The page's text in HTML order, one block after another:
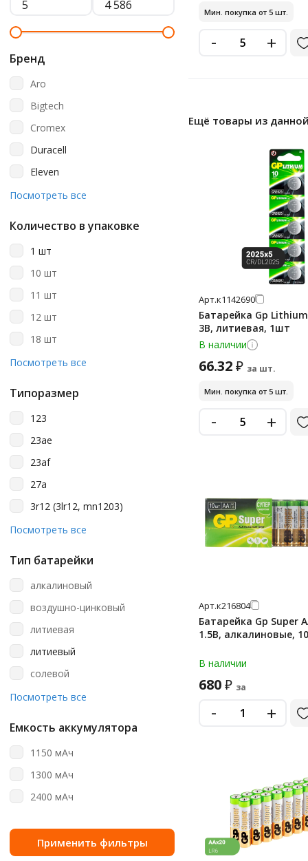
Бренд
Aro
Bigtech
Cromex
Duracell
Eleven
Energizer
Sonnen
Varta
Посмотреть все
Количество в упаковке
1 шт
10 шт
11 шт
12 шт
18 шт
2 шт
60 шт
8 шт
Посмотреть все
Типоразмер
123
23ae
23af
27a
3r12 (3lr12, mn1203)
a23
aa/aaa
cr123a
cr1616
cr2
cr2016
cr2025
cr2032 (5004lc)
Посмотреть все
Тип батарейки
алкалиновый
воздушно-цинковый
литиевая
литиевый
солевой
щелочная
Посмотреть все
Емкость аккумулятора
1150 мАч
1300 мАч
2400 мАч
Мин. покупка от 5 шт.
- +
Ещё товары из
Арт.к1142690
Батарейка Gp Lithium
3В, литиевая, 1шт
В наличии
66.32₽ за шт.
Мин. покупка от 5 шт.
- +
Арт.к216804
Батарейка Gp Super
1.5В, алкалиновые,
В наличии
680₽ за
- +